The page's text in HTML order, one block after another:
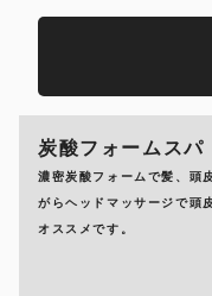
炭酸フォームスパ
濃密炭酸フォームで髪、頭
がらヘッドマッサージで頭
オススメです。